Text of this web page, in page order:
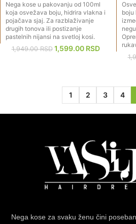
1,949.00RSD 1,599.00 RSD
Nega kose u pakovanju od 100ml
koja osvežava boju, hidrira vlakna i
pojačava sjaj. Za razblaživanje
drugih tonova ili postizanje
pastelnih nijansi na svetloj kosi.
boju
1 2 3 4
Nega kose za svaku ženu čini